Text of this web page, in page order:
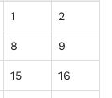
1 2
8 9
15 16